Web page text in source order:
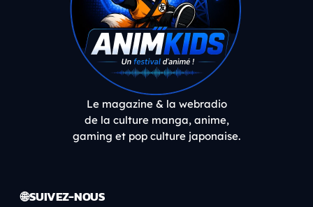
Le magazine & la webradio
de la culture manga, anime,
gaming et pop culture japonaise.
🌐 SUIVEZ-NOUS